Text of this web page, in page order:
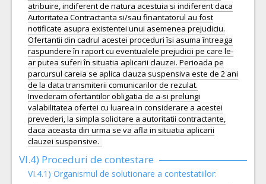
atribuire, indiferent de natura acestuia si indiferent daca
Autoritatea Contractanta si/sau finantatorul au fost
notificate asupra existentei unui asemenea prejudiciu.
Ofertantii din cadrul acestei proceduri îsi asuma întreaga
raspundere în raport cu eventualele prejudicii pe care le-
ar putea suferi în situatia aplicarii clauzei. Perioada pe
parcursul careia se aplica clauza suspensiva este de 2 ani
de la data transmiterii comunicarilor de rezulat.
Invederam ofertantilor obligatia de a-si prelungi
valabilitatea ofertei cu luarea in considerare a acestei
prevederi, la simpla solicitare a autoritatii contractante,
daca aceasta din urma se va afla in situatia aplicarii
clauzei suspensive.
VI.4) Proceduri de contestare
VI.4.1) Organismul de solutionare a contestatiilor: